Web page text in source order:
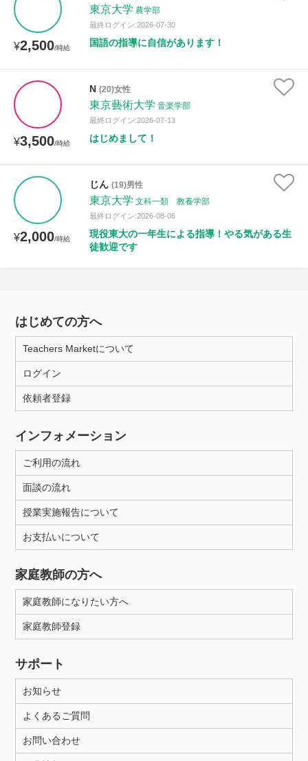
¥2,500/時給
東京大学 農学部
最終ログイン:2026-07-30
国語の指導に自信があります！
¥3,500/時給
N (20)女性
東京藝術大学 音楽学部
最終ログイン:2026-07-13
はじめまして！
¥2,000/時給
じん (19)男性
東京大学 文科一類 教養学部
最終ログイン:2026-08-06
現役東大の一年生による指導！やる気がある生
徒歓迎です
はじめての方へ
Teachers Marketについて
ログイン
依頼者登録
インフォメーション
ご利用の流れ
面談の流れ
授業実施報告について
お支払いについて
家庭教師の方へ
家庭教師になりたい方へ
家庭教師登録
サポート
お知らせ
よくあるご質問
お問い合わせ